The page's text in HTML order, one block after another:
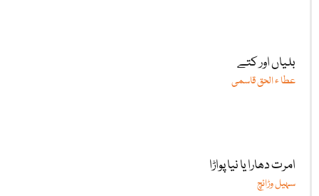
بلیاں اور کتے
عطا ء الحق قاسمی
امرت دھارا یا نیا پواڑا
سہیل وڑائچ